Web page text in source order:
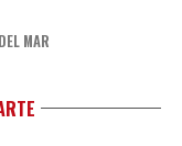
MAR